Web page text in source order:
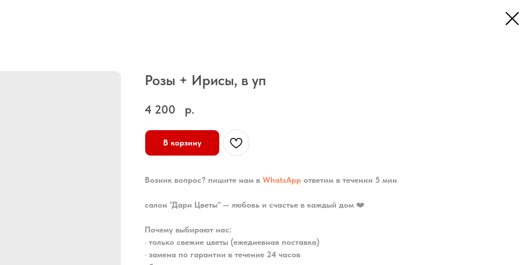
Розы + Ирисы, в уп
4 200 р.
В корзину
Возник вопрос? пишите нам в WhatsApp ответим в течении 5 мин
салон "Дари Цветы" — любовь и счастье в каждый дом ❤️
Почему выбирают нас:
• только свежие цветы (ежедневная поставка)
• замена по гарантии в течение 24 часов